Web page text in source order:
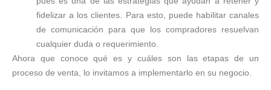
fidelizar a los clientes. Para esto, puede habilitar canales
de comunicación para que los compradores resuelvan
cualquier duda o requerimiento.
Ahora que conoce qué es y cuáles son las etapas de un
proceso de venta, lo invitamos a implementarlo en su negocio.